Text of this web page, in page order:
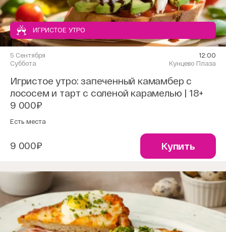
ИГРИСТОЕ УТРО
5 Сентября
Суббота
12:00
Кунцево Плаза
Игристое утро: запеченный камамбер с
лососем и тарт с соленой карамелью | 18+
9 000₽
Есть места
9 000₽ Купить